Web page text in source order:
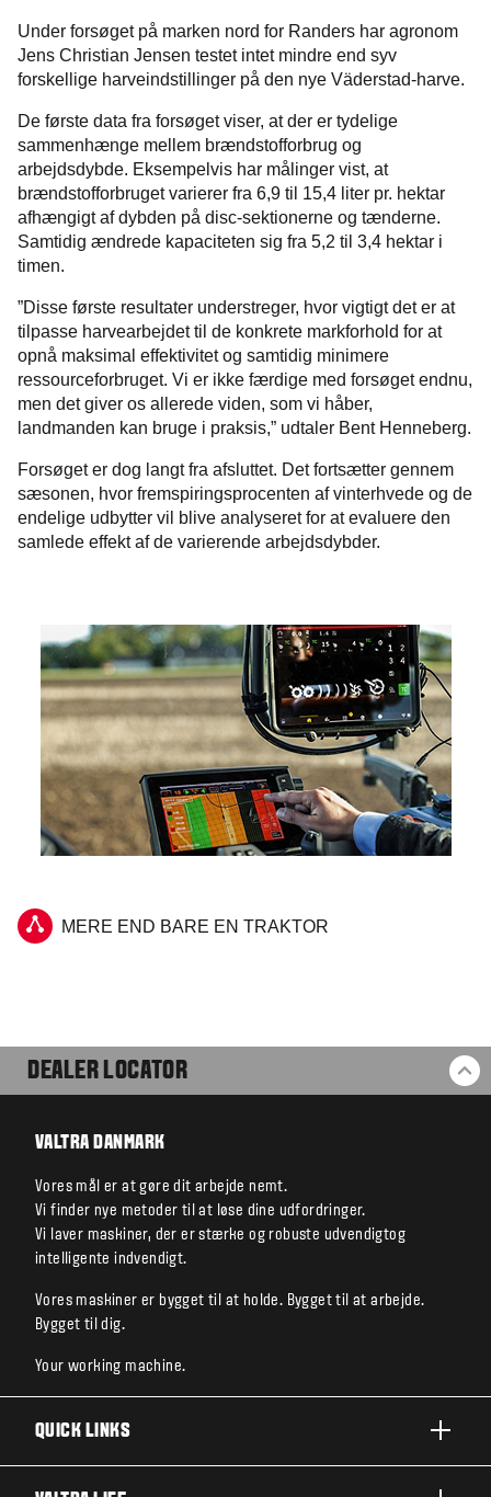
Under forsøget på marken nord for Randers har agronom
Jens Christian Jensen testet intet mindre end syv
forskellige harveindstillinger på den nye Väderstad-harve.
De første data fra forsøget viser, at der er tydelige
sammenhænge mellem brændstofforbrug og
arbejdsdybde. Eksempelvis har målinger vist, at
brændstofforbruget varierer fra 6,9 til 15,4 liter pr. hektar
afhængigt af dybden på disc-sektionerne og tænderne.
Samtidig ændrede kapaciteten sig fra 5,2 til 3,4 hektar i
timen.
”Disse første resultater understreger, hvor vigtigt det er at
tilpasse harvearbejdet til de konkrete markforhold for at
opnå maksimal effektivitet og samtidig minimere
ressourceforbruget. Vi er ikke færdige med forsøget endnu,
men det giver os allerede viden, som vi håber,
landmanden kan bruge i praksis,” udtaler Bent Henneberg.
Forsøget er dog langt fra afsluttet. Det fortsætter gennem
sæsonen, hvor fremspiringsprocenten af vinterhvede og de
endelige udbytter vil blive analyseret for at evaluere den
samlede effekt af de varierende arbejdsdybder.
MERE END BARE EN TRAKTOR
DEALER LOCATOR
VALTRA DANMARK
Vores mål er at gøre dit arbejde nemt.
Vi finder nye metoder til at løse dine udfordringer.
Vi laver maskiner, der er stærke og robuste udvendigtog
intelligente indvendigt.
Vores maskiner er bygget til at holde. Bygget til at arbejde.
Bygget til dig.
Your working machine.
QUICK LINKS